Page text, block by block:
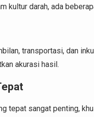
kultur darah, ada
transportasi, dan
akurasi hasil.
tepat sangat penting,